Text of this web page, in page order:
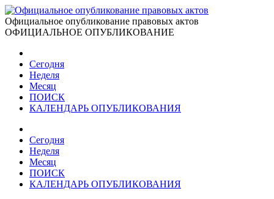
Официальное опубликование правовых актов
ОФИЦИАЛЬНОЕ ОПУБЛИКОВАНИЕ
Сегодня
Неделя
Месяц
ПОИСК
КАЛЕНДАРЬ ОПУБЛИКОВАНИЯ
Сегодня
Неделя
Месяц
ПОИСК
КАЛЕНДАРЬ ОПУБЛИКОВАНИЯ